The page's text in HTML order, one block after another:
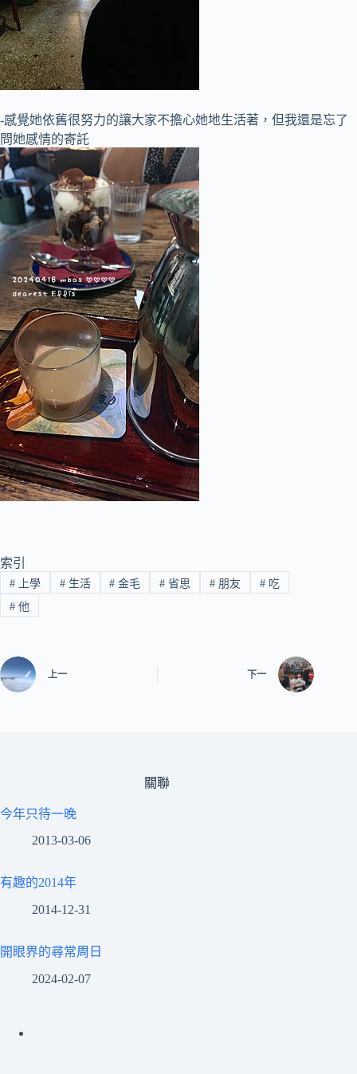
-感覺她依舊很努力的讓大家不擔心她地生活著，但我還是忘了
問她感情的寄託
索引
#上學 #生活 # 金毛 # 省思 # 朋友 #吃
#他
上一 下一
關聯
今年只待一晚
2013-03-06
有趣的2014年
2014-12-31
開眼界的尋常周日
2024-02-07